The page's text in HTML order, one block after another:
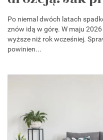
Po niemal dwóch latach
znów idą w górę. W maju
wyższe niż rok wcześniej.
powinien...